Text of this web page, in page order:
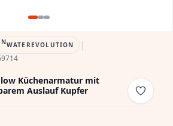
WATEREVOLUTION |
Küchenarmatur mit
Auslauf Kupfer